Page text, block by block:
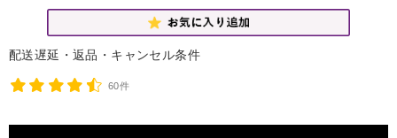
配送遅延・返品・キャンセル条件
60件